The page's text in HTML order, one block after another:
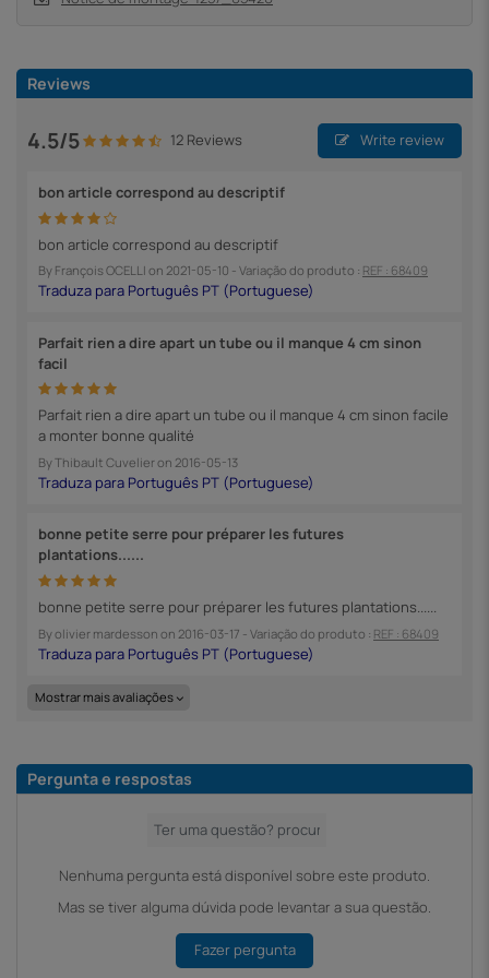
Reviews
4.5/5 12 Reviews Write review
bon article correspond au descriptif
bon article correspond au descriptif
By François OCELLI on 2021-05-10 - Variação do produto : REF : 68409
Parfait rien a dire apart un tube ou il manque 4 cm sinon
facil
Parfait rien a dire apart un tube ou il manque 4 cm sinon facile
a monter bonne qualité
ByThibault Cuvelieron 2016-05-13
bonne petite serre pour préparer les futures
plantations......
bonne petite serre pour préparer les futures plantations......
Byolivier mardesson on 2016-03-17 - Variação do produto : REF : 68409
Mostrar mais avaliações
Pergunta e respostas
Nenhuma pergunta está disponível sobre este produto.
Mas se tiver alguma dúvida pode levantar a sua questão.
Fazer pergunta